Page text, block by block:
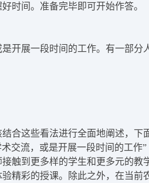
时间。准备完毕即可开始作答。
展一段时间的工作。有一部
合这些看法进行全面地阐述，下
交流，或是开展一段时间的工作”
触到更多样的学生和更多元的
彩的授课。除此之外，在当